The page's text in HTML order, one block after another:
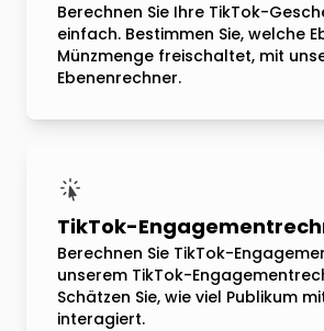
Berechnen Sie Ihre TikTok-
einfach. Bestimmen Sie, welche
Münzmenge freischaltet, mit
Ebenenrechner.
TikTok-
Berechnen Sie TikTok-
unserem TikTok-
Schätzen Sie, wie viel Publikum
interagiert.